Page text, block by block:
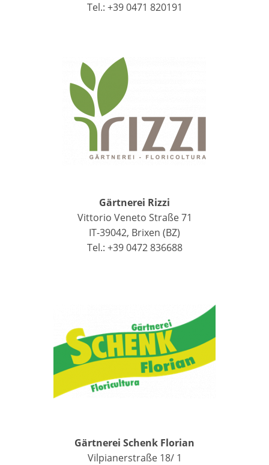
Tel.: +39 0471 820191
Gärtnerei Rizzi
Vittorio Veneto Straße 71
IT-39042, Brixen (BZ)
Tel.: +39 0472 836688
Gärtnerei Schenk Florian
Vilpianerstraße 18/ 1